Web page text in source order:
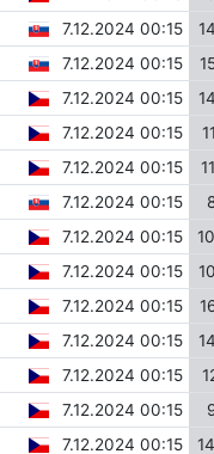
7.12.2024 00:15
7.12.2024 00:15
7.12.2024 00:15
7.12.2024 00:15
7.12.2024 00:15
7.12.2024 00:15
7.12.2024 00:15
7.12.2024 00:15
7.12.2024 00:15
7.12.2024 00:15
7.12.2024 00:15
7.12.2024 00:15
7.12.2024 00:15